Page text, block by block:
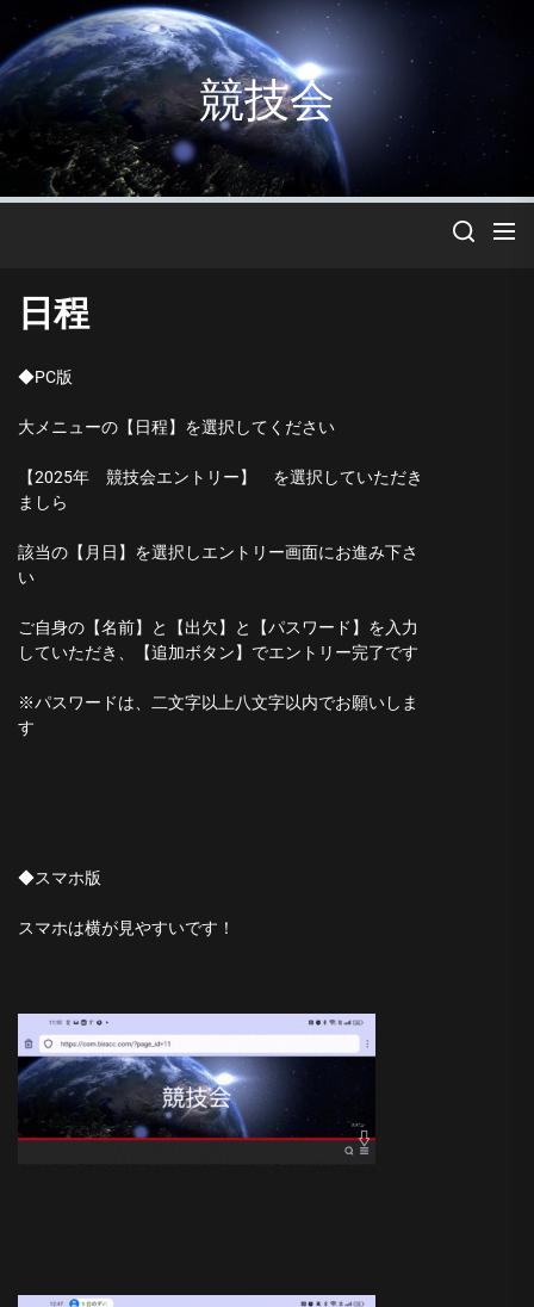
Skip
the
content
競技会
日程
◆PC版
大メニューの【日程】を選択してください
【2025年 競技会エントリー】 を選択していただき
ましら
該当の【月日】を選択しエントリー画面にお進み下さ
い
ご自身の【名前】と【出欠】と【パスワード】を入力
していただき、【追加ボタン】でエントリー完了です
※パスワードは、二文字以上八文字以内でお願いしま
す
◆スマホ版
スマホは横が見やすいです！